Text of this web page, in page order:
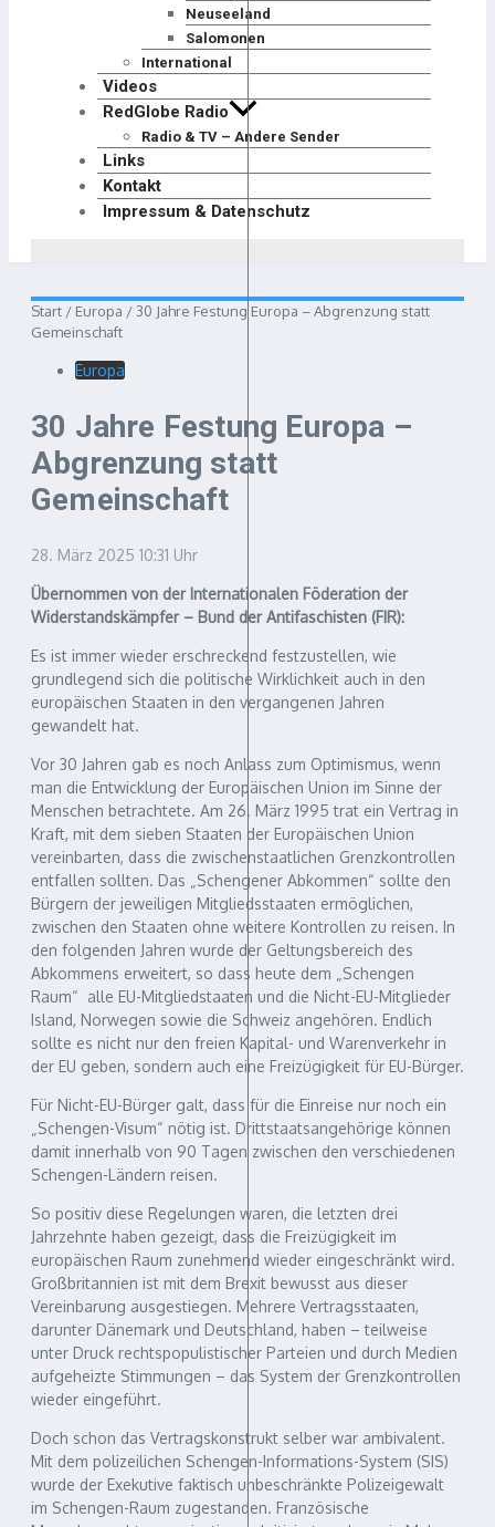
Neuseeland
Salomonen
International
Videos
RedGlobe Radio
Radio & TV – Andere Sender
Links
Kontakt
Impressum & Datenschutz
Start / Europa / 30 Jahre Festung Europa – Abgrenzung statt
Gemeinschaft
Europa
30 Jahre Festung Europa –
Abgrenzung statt
Gemeinschaft
28. März 2025 10:31 Uhr
Übernommen von der Internationalen Föderation der
Widerstandskämpfer – Bund der Antifaschisten (FIR):
Es ist immer wieder erschreckend festzustellen, wie
grundlegend sich die politische Wirklichkeit auch in den
europäischen Staaten in den vergangenen Jahren
gewandelt hat.
Vor 30 Jahren gab es noch Anlass zum Optimismus, wenn
man die Entwicklung der Europäischen Union im Sinne der
Menschen betrachtete. Am 26. März 1995 trat ein Vertrag in
Kraft, mit dem sieben Staaten der Europäischen Union
vereinbarten, dass die zwischenstaatlichen Grenzkontrollen
entfallen sollten. Das „Schengener Abkommen“ sollte den
Bürgern der jeweiligen Mitgliedsstaaten ermöglichen,
zwischen den Staaten ohne weitere Kontrollen zu reisen. In
den folgenden Jahren wurde der Geltungsbereich des
Abkommens erweitert, so dass heute dem „Schengen
Raum“ alle EU-Mitgliedstaaten und die Nicht-EU-Mitglieder
Island, Norwegen sowie die Schweiz angehören. Endlich
sollte es nicht nur den freien Kapital- und Warenverkehr in
der EU geben, sondern auch eine Freizügigkeit für EU-Bürger.
Für Nicht-EU-Bürger galt, dass für die Einreise nur noch ein
„Schengen-Visum“ nötig ist. Drittstaatsangehörige können
damit innerhalb von 90 Tagen zwischen den verschiedenen
Schengen-Ländern reisen.
So positiv diese Regelungen waren, die letzten drei
Jahrzehnte haben gezeigt, dass die Freizügigkeit im
europäischen Raum zunehmend wieder eingeschränkt wird.
Großbritannien ist mit dem Brexit bewusst aus dieser
Vereinbarung ausgestiegen. Mehrere Vertragsstaaten,
darunter Dänemark und Deutschland, haben – teilweise
unter Druck rechtspopulistischer Parteien und durch Medien
aufgeheizte Stimmungen – das System der Grenzkontrollen
wieder eingeführt.
Doch schon das Vertragskonstrukt selber war ambivalent.
Mit dem polizeilichen Schengen-Informations-System (SIS)
wurde der Exekutive faktisch unbeschränkte Polizeigewalt
im Schengen-Raum zugestanden. Französische